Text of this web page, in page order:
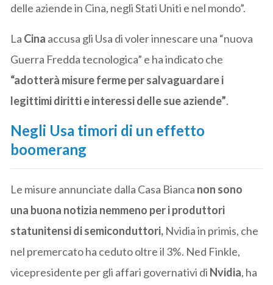
delle aziende in Cina, negli Stati Uniti e nel mondo”.
La Cina accusa gli Usa di voler innescare una “nuova
Guerra Fredda tecnologica” e ha indicato che
“adotterà misure ferme per salvaguardare i
legittimi diritti e interessi delle sue aziende”.
Negli Usa timori di un effetto
boomerang
Le misure annunciate dalla Casa Bianca non sono
una buona notizia nemmeno per i produttori
statunitensi di semiconduttori, Nvidia in primis, che
nel premercato ha ceduto oltre il 3%. Ned Finkle,
vicepresidente per gli affari governativi di Nvidia, ha